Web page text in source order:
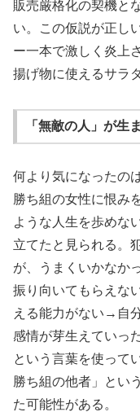
販売厳格化の契機と
い。この仮説が正し
ー一本で激しく炎上
揚げ物に使えるサラ
「無敵の人」が生
何より気になったの
勝ち組の女性に恨み
ような人生を歩めな
立てたと見られる。
が、うまくいかなか
振り向いてもらえな
える能力がない→自
感情が芽生えていっ
という言葉を使って
勝ち組の他者」とい
た可能性がある。